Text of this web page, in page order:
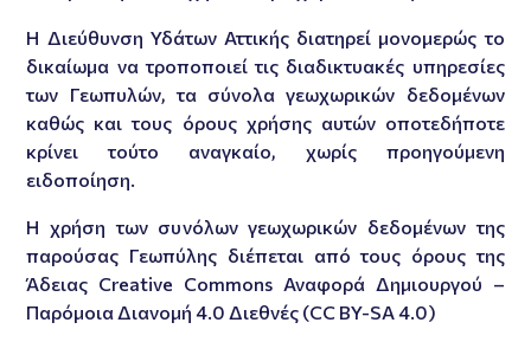
Η Διεύθυνση Υδάτων Αττικής διατηρεί μονομερώς το
δικαίωμα να τροποποιεί τις διαδικτυακές υπηρεσίες
των Γεωπυλών, τα σύνολα γεωχωρικών δεδομένων
καθώς και τους όρους χρήσης αυτών οποτεδήποτε
κρίνει τούτο αναγκαίο, χωρίς προηγούμενη
ειδοποίηση.
Η χρήση των συνόλων γεωχωρικών δεδομένων της
παρούσας Γεωπύλης διέπεται από τους όρους της
Άδειας Creative Commons Αναφορά Δημιουργού –
Παρόμοια Διανομή 4.0 Διεθνές (CC BY-SA 4.0)